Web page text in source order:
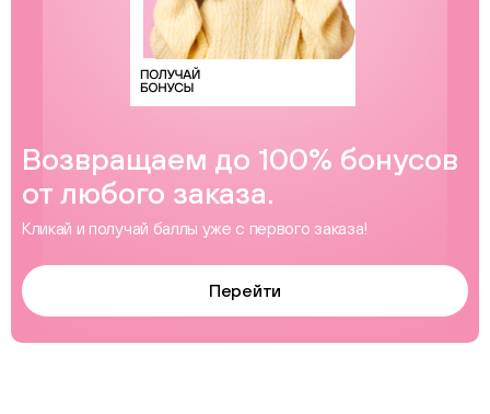
Возвращаем до 100% бонусов
от любого заказа.
Кликай и получай баллы уже с первого заказа!
Перейти